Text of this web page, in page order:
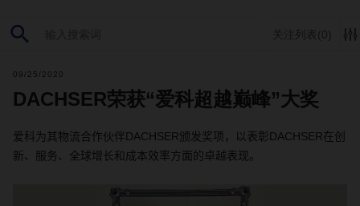
关注列表 (0)
09/25/2020
DACHSER荣获“爱科超越巅峰”大奖
爱科为其物流合作伙伴DACHSER颁发奖项，以表彰DACHSER在创
新、服务、全球增长和成本效率方面的卓越表现。